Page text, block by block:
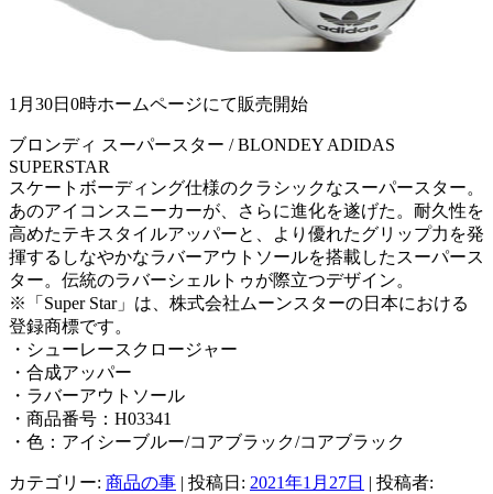
1月30日0時ホームページにて販売開始
ブロンディ スーパースター / BLONDEY ADIDAS
SUPERSTAR
スケートボーディング仕様のクラシックなスーパースター。
あのアイコンスニーカーが、さらに進化を遂げた。耐久性を
高めたテキスタイルアッパーと、より優れたグリップ力を発
揮するしなやかなラバーアウトソールを搭載したスーパース
ター。伝統のラバーシェルトゥが際立つデザイン。
※「Super Star」は、株式会社ムーンスターの日本における
登録商標です。
・シューレースクロージャー
・合成アッパー
・ラバーアウトソール
・商品番号：H03341
・色：アイシーブルー/コアブラック/コアブラック
カテゴリー: 商品の事 | 投稿日: 2021年1月27日 | 投稿者: